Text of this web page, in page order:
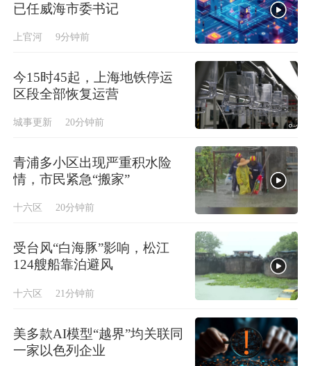
已任威海市委书记
上官河 9分钟前
今15时45起，上海地铁停运
区段全部恢复运营
城事更新 20分钟前
青浦多小区出现严重积水险
情，市民紧急“搬家”
十六区 20分钟前
受台风“白海豚”影响，松江
124艘船靠泊避风
十六区 21分钟前
美多款AI模型“越界”均关联同
一家以色列企业